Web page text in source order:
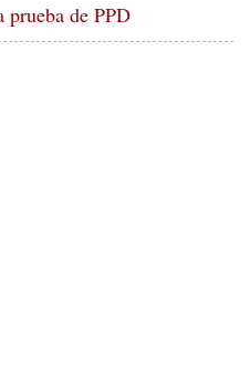
prueba de PPD